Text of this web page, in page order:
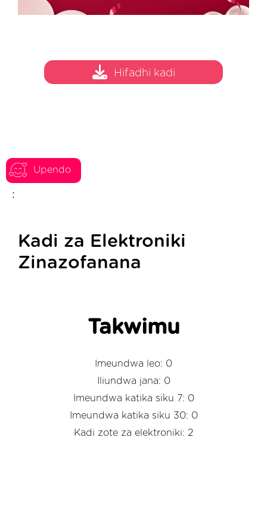
Upendo
:
Hifadhi kadi
Kadi za Elektroniki
Zinazofanana
Takwimu
Imeundwa leo: 0
Iliundwa jana: 0
Imeundwa katika siku 7: 0
Imeundwa katika siku 30: 0
Kadi zote za elektroniki: 2